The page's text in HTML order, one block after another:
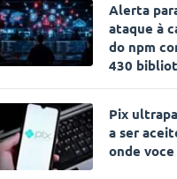
Alerta
ataque à
do npm
430
Pix
a ser
onde